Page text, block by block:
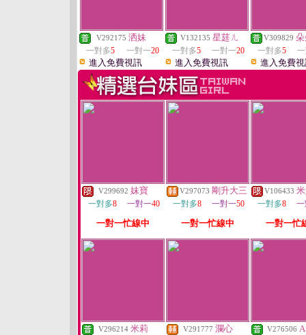
V292175 洒妹
一對多5 一對一20
進入免費視訊
V132135 星莛ㄦ
一對多5 一對一20
進入免費視訊
V309829
一對多5
進入免費
V299692 妹寶
一對多8 一對一40
一對一忙線中
V297073 剛升大三
一對多8 一對一50
一對一忙線中
V106433
一對多8
一對一忙
V296214 米莉 V291777 瀾心 V276506